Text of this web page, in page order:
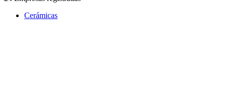
Cerámicas